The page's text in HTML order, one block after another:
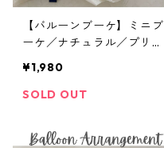
【バルーンブーケ】ミニブ
ーケ／ナチュラル／プリザ
¥1,980
SOLD OUT